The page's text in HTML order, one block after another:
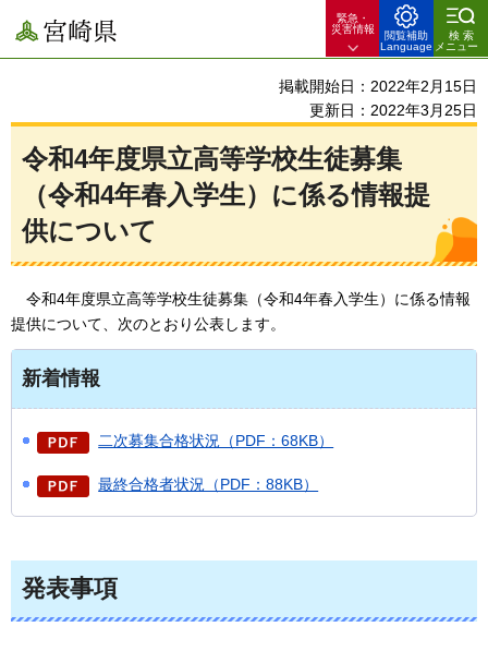
宮崎県
緊急・
災害情報
閲覧補助
Language
検索
メニュー
掲載開始日：2022年2月15日
更新日：2022年3月25日
令和4年度県立高等学校生徒募集
（令和4年春入学生）に係る情報提
供について
令和4年度県立高等学校生徒募集（令和4年春入学生）に係る情報
提供について、次のとおり公表します。
新着情報
二次募集合格状況（PDF：68KB）
最終合格者状況（PDF：88KB）
発表事項